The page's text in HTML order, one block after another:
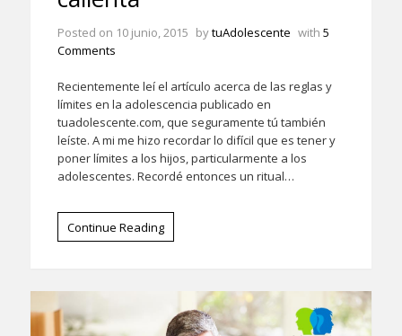
Posted on 10 junio, 2015 bytuAdolescente with 5
Comments
Recientemente leí el artículo acerca de las reglas y
límites en la adolescencia publicado en
tuadolescente.com, que seguramente tú también
leíste. A mi me hizo recordar lo difícil que es tener y
poner límites a los hijos, particularmente a los
adolescentes. Recordé entonces un ritual…
Continue Reading